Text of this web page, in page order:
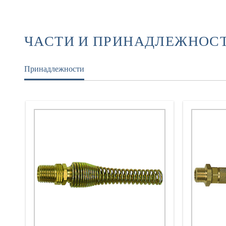
ЧАСТИ И
Принадлежности